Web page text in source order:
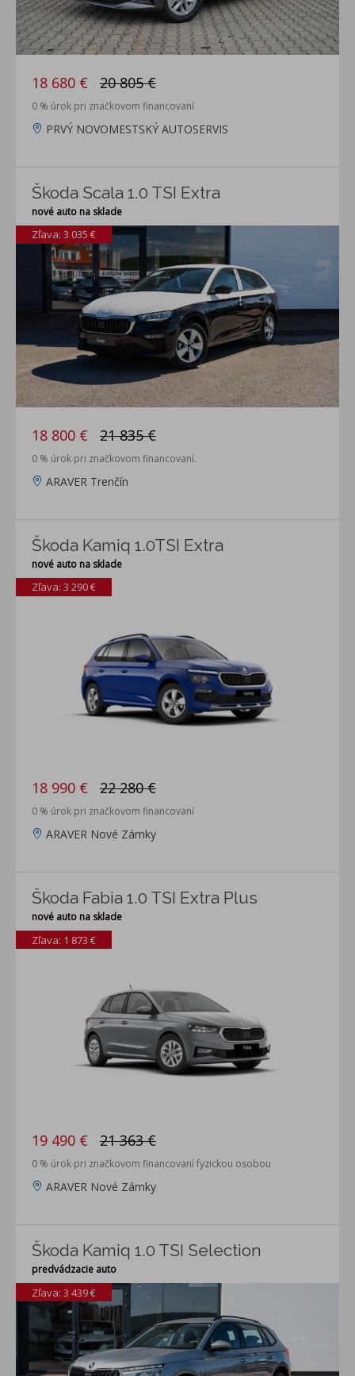
18 680 € 20 805 €
0 % úrok pri značkovom financovaní
PRVÝ NOVOMESTSKÝ AUTOSERVIS
Škoda Scala 1.0 TSI Extra
nové auto na sklade
Zľava: 3 035 €
18 800 € 21 835 €
0 % úrok pri značkovom financovaní.
ARAVER Trenčín
Škoda Kamiq 1.0TSI Extra
nové auto na sklade
Zľava: 3 290 €
18 990 € 22 280 €
0 % úrok pri značkovom financovaní
ARAVER Nové Zámky
Škoda Fabia 1.0 TSI Extra Plus
nové auto na sklade
Zľava: 1 873 €
19 490 € 21 363 €
0 % úrok pri značkovom financovaní fyzickou osobou
ARAVER Nové Zámky
Škoda Kamiq 1.0 TSI Selection
predvádzacie auto
Zľava: 3 439 €